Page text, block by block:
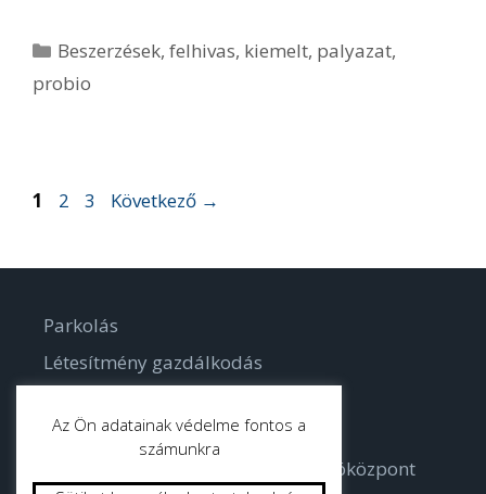
Kategória
Beszerzések,felhivas, kiemelt, palyazat,
probio
Oldal
1 Oldal
2 Oldal
3 Következő →
Parkolás
Létesítmény gazdálkodás
Bodorka Balatoni Vízvilág Látogatóközpont
Az Ön adatainak védelme fontos a
számunkra